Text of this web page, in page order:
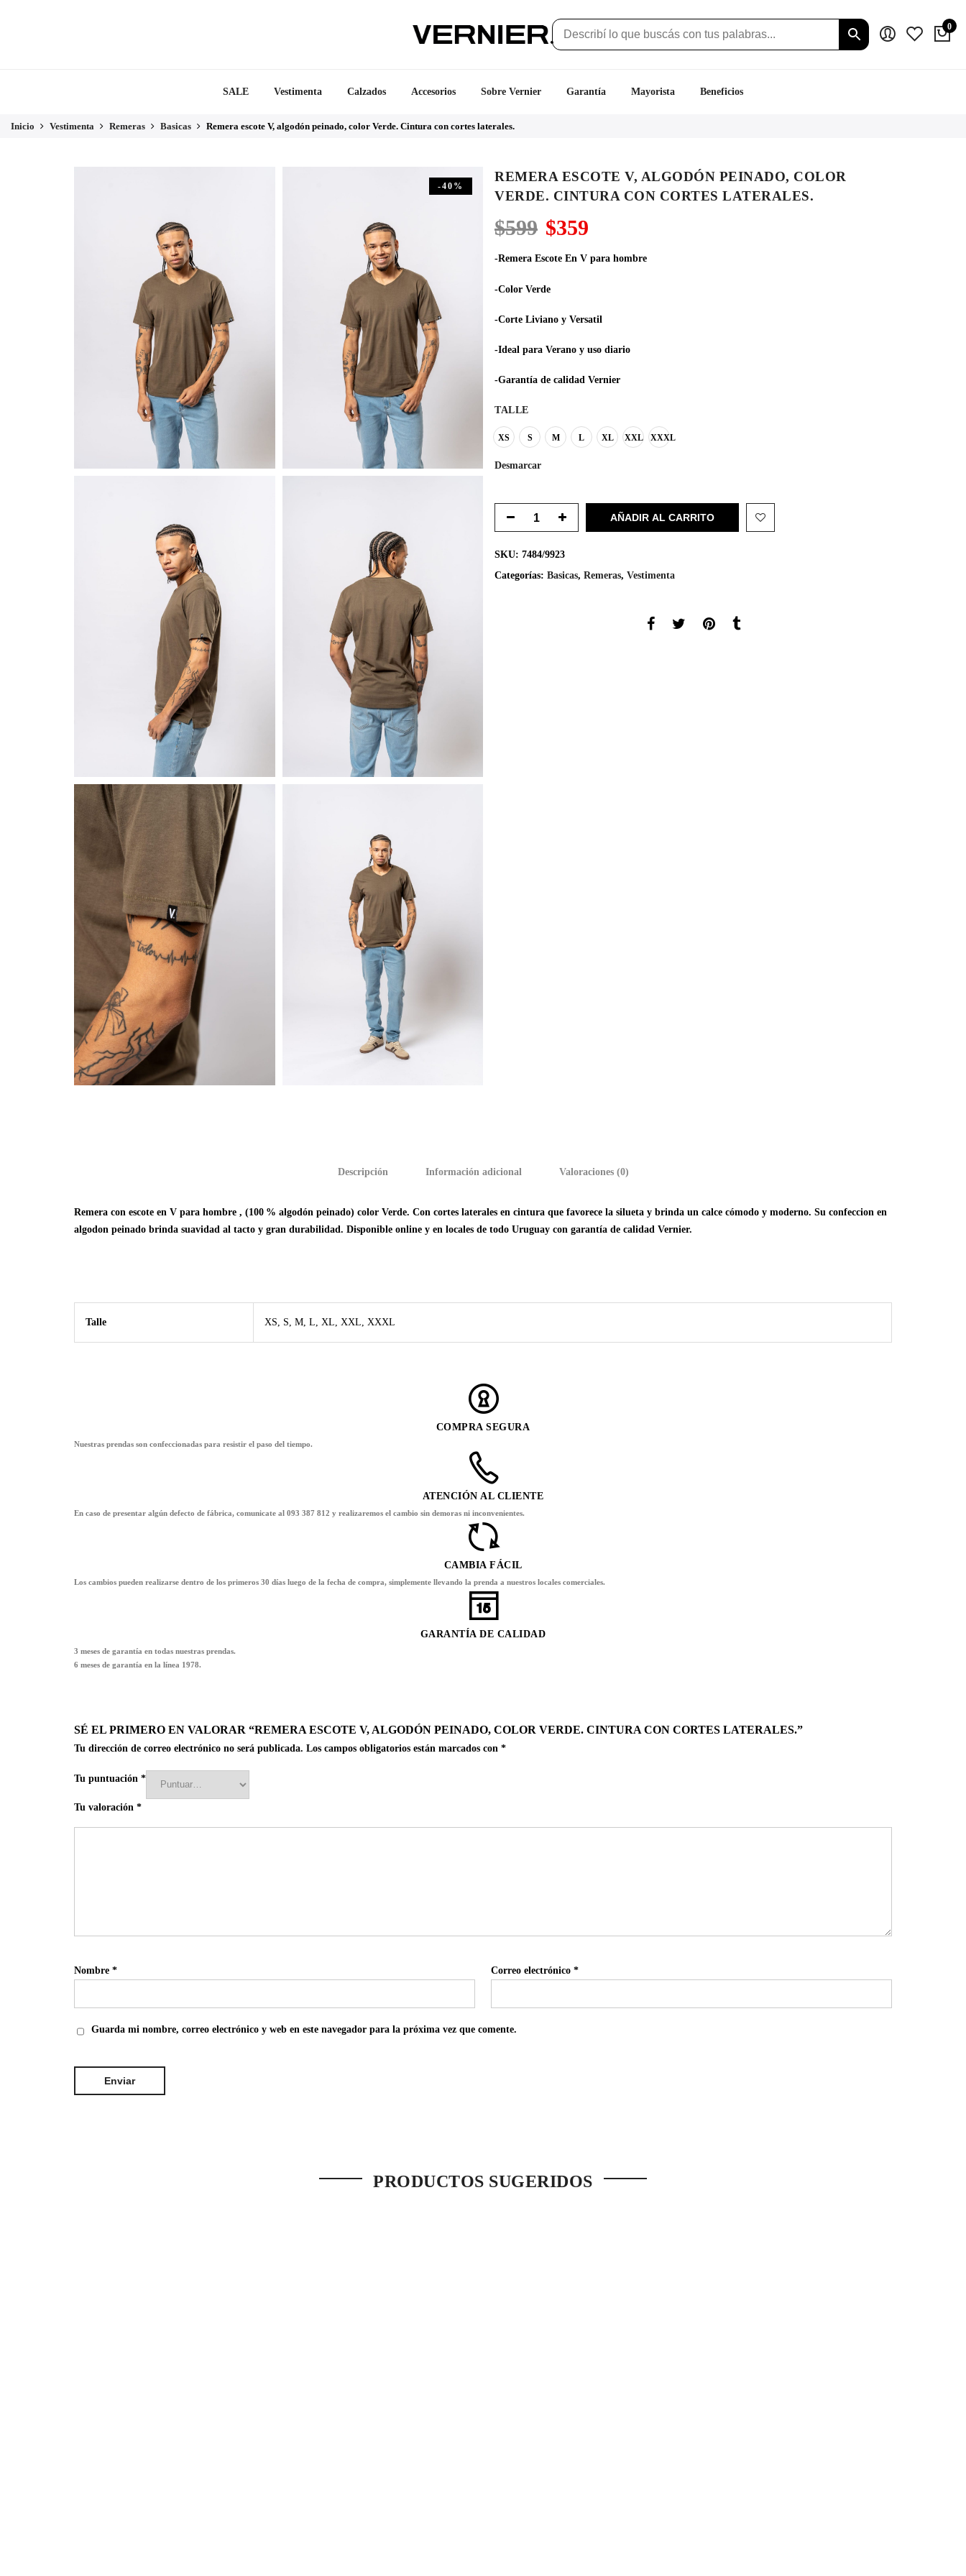
0
SALE Vestimenta Calzados Accesorios Sobre Vernier Garantía Mayorista Beneficios
Inicio Vestimenta Remeras Basicas Remera escote V, algodón peinado, color Verde. Cintura con cortes laterales.
-40%
REMERA ESCOTE V, ALGODÓN PEINADO, COLOR
VERDE. CINTURA CON CORTES LATERALES.
$599 El
precio
original
$599.
$359
actual
-Remera Escote En V para hombre
-Color Verde
-Corte Liviano y Versatil
-Ideal para Verano y uso diario
-Garantía de calidad Vernier
TALLE
XS S M L XL XXL XXXL
Desmarcar
AÑADIR AL CARRITO
SKU: 7484/9923
Categorías: Basicas, Remeras, Vestimenta
Descripción Información adicional Valoraciones (0)
Remera con escote en V para hombre , (100 % algodón peinado) color Verde. Con cortes laterales en cintura que favorece la silueta y brinda un calce cómodo y moderno. Su confeccion en
algodon peinado brinda suavidad al tacto y gran durabilidad. Disponible online y en locales de todo Uruguay con garantía de calidad Vernier.
Talle XS, S, M, L, XL, XXL, XXXL
COMPRA SEGURA
Nuestras prendas son confeccionadas para resistir el paso del tiempo.
ATENCIÓN AL CLIENTE
En caso de presentar algún defecto de fábrica, comunicate al 093 387 812 y realizaremos el cambio sin demoras ni inconvenientes.
CAMBIA FÁCIL
Los cambios pueden realizarse dentro de los primeros 30 días luego de la fecha de compra, simplemente llevando la prenda a nuestros locales comerciales.
GARANTÍA DE CALIDAD
3 meses de garantía en todas nuestras prendas.
6 meses de garantía en la línea 1978.
SÉ EL PRIMERO EN VALORAR “REMERA ESCOTE V, ALGODÓN PEINADO, COLOR VERDE. CINTURA CON CORTES LATERALES.”
Tu dirección de correo electrónico no será publicada. Los campos obligatorios están marcados con *
Tu puntuación *
Tu valoración *
Nombre * Correo electrónico*
Guarda mi nombre, correo electrónico y web en este navegador para la próxima vez que comente.
PRODUCTOS SUGERIDOS